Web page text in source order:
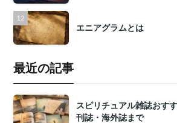
エニアグラムとは
最近の記事
スピリチュアル雑誌おす
刊誌・海外誌まで